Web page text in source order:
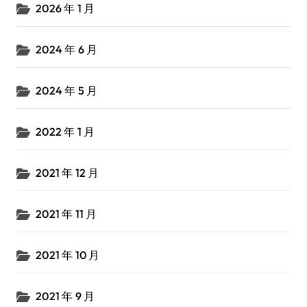
2026 年 1 月
2024 年 6 月
2024 年 5 月
2022 年 1 月
2021 年 12 月
2021 年 11 月
2021 年 10 月
2021 年 9 月